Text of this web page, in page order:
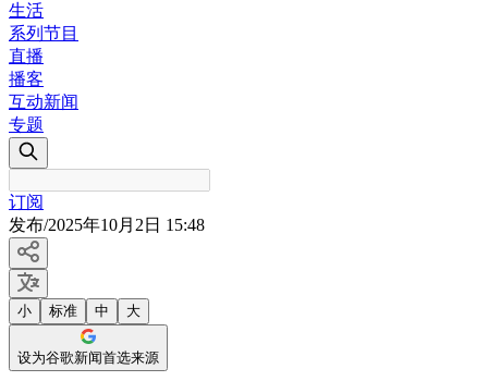
生活
系列节目
直播
播客
互动新闻
专题
订阅
发布/2025年10月2日 15:48
小 标准 中 大
设为谷歌新闻首选来源